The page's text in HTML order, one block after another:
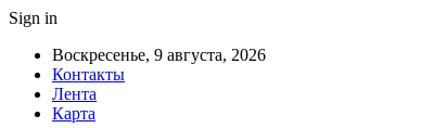
Sign in
Воскресенье, 9 августа, 2026
Контакты
Лента
Карта